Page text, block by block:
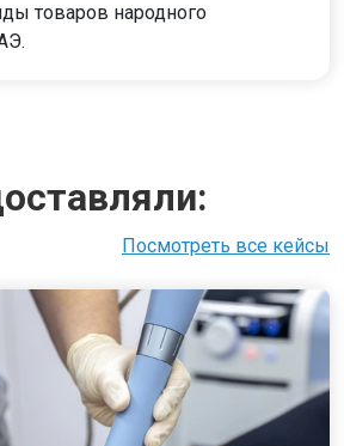
товаров народного
Посмотреть все кейсы